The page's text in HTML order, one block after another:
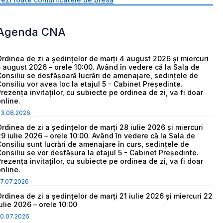
CNA
de zi a ședințelor de marți 4 august 2026 și miercuri
august 2026 – orele 10:00. Având în vedere că la Sala de
se desfășoară lucrări de amenajare, sedințele de
vor avea loc la etajul 5 - Cabinet Președinte.
invitaților, cu subiecte pe ordinea de zi, va fi doar
de zi a ședințelor de marți 28 iulie 2026 și miercuri
iulie 2026 – orele 10:00. Având în vedere că la Sala de
sunt lucrări de amenajare în curs, sedințele de
se vor desfășura la etajul 5 - Cabinet Președinte.
invitaților, cu subiecte pe ordinea de zi, va fi doar
de zi a ședințelor de marți 21 iulie 2026 și miercuri 22
2026 – orele 10:00